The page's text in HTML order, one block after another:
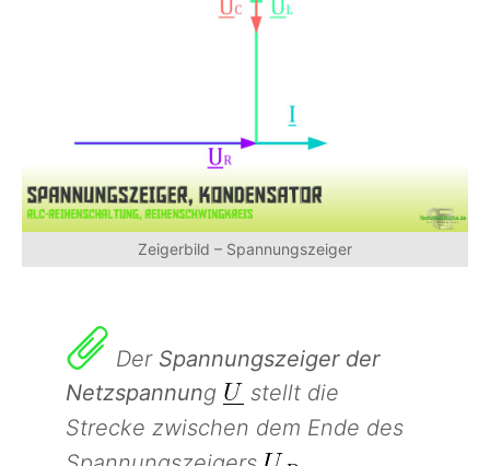
Zeigerbild – Spannungszeiger
Der Spannungszeiger der
Netzspannung
stellt die
Strecke zwischen dem Ende des